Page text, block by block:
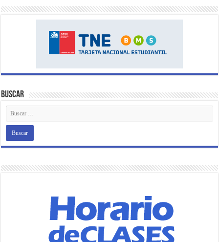
Buscar